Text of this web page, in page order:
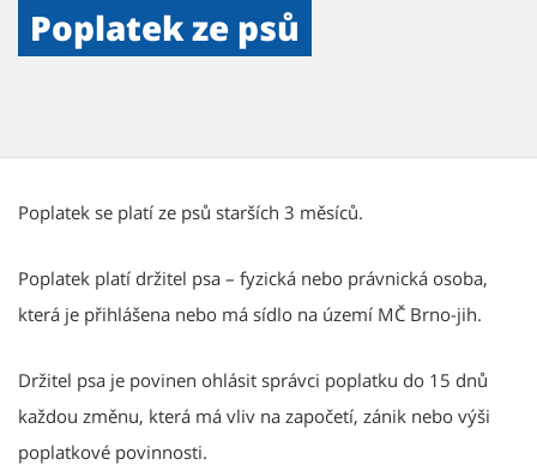
Poplatek ze psů
Poplatek se platí ze psů starších 3 měsíců.
Poplatek platí držitel psa – fyzická nebo právnická osoba,
která je přihlášena nebo má sídlo na území MČ Brno-jih.
Držitel psa je povinen ohlásit správci poplatku do 15 dnů
každou změnu, která má vliv na započetí, zánik nebo výši
poplatkové povinnosti.